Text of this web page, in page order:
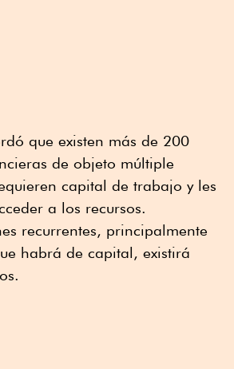
que existen más de 200
de objeto múltiple
capital de trabajo y les
a los recursos.
recurrentes, principalmente
habrá de capital, existirá